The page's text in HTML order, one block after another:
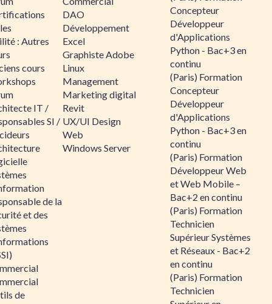
: Autres
cours
IT /
SI /
de la
et des
de
DAO
Développement
Excel
Graphiste Adobe
Linux
Management
Marketing digital
Revit
UX/UI Design
Web
Windows Server
Concepteur
Développeur
d'Applications
Python - Bac+3 en
continu
(Paris) Formation
Concepteur
Développeur
d'Applications
Python - Bac+3 en
continu
(Paris) Formation
Développeur Web
et Web Mobile –
Bac+2 en continu
(Paris) Formation
Technicien
Supérieur Systèmes
et Réseaux - Bac+2
en continu
(Paris) Formation
Technicien